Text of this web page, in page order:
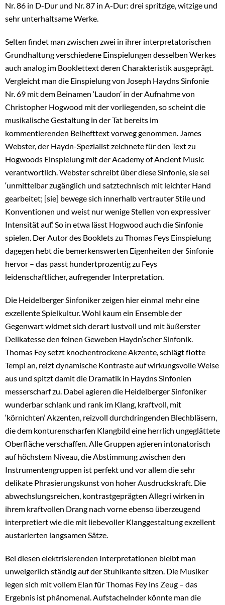
Nr. 86 in D-Dur und Nr. 87 in A-Dur: drei spritzige, witzige und
sehr unterhaltsame Werke.
Selten findet man zwischen zwei in ihrer interpretatorischen
Grundhaltung verschiedene Einspielungen desselben Werkes
auch analog im Booklettext deren Charakteristik ausgeprägt.
Vergleicht man die Einspielung von Joseph Haydns Sinfonie
Nr. 69 mit dem Beinamen ‘Laudon’ in der Aufnahme von
Christopher Hogwood mit der vorliegenden, so scheint die
musikalische Gestaltung in der Tat bereits im
kommentierenden Beihefttext vorweg genommen. James
Webster, der Haydn-Spezialist zeichnete für den Text zu
Hogwoods Einspielung mit der Academy of Ancient Music
verantwortlich. Webster schreibt über diese Sinfonie, sie sei
‘unmittelbar zugänglich und satztechnisch mit leichter Hand
gearbeitet; [sie] bewege sich innerhalb vertrauter Stile und
Konventionen und weist nur wenige Stellen von expressiver
Intensität auf.’ So in etwa lässt Hogwood auch die Sinfonie
spielen. Der Autor des Booklets zu Thomas Feys Einspielung
dagegen hebt die bemerkenswerten Eigenheiten der Sinfonie
hervor – das passt hundertprozentig zu Feys
leidenschaftlicher, aufregender Interpretation.
Die Heidelberger Sinfoniker zeigen hier einmal mehr eine
exzellente Spielkultur. Wohl kaum ein Ensemble der
Gegenwart widmet sich derart lustvoll und mit äußerster
Delikatesse den feinen Geweben Haydn’scher Sinfonik.
Thomas Fey setzt knochentrockene Akzente, schlägt flotte
Tempi an, reizt dynamische Kontraste auf wirkungsvolle Weise
aus und spitzt damit die Dramatik in Haydns Sinfonien
messerscharf zu. Dabei agieren die Heidelberger Sinfoniker
wunderbar schlank und rank im Klang, kraftvoll, mit
‘körnichten’ Akzenten, reizvoll durchdringenden Blechbläsern,
die dem konturenscharfen Klangbild eine herrlich ungeglättete
Oberfläche verschaffen. Alle Gruppen agieren intonatorisch
auf höchstem Niveau, die Abstimmung zwischen den
Instrumentengruppen ist perfekt und vor allem die sehr
delikate Phrasierungskunst von hoher Ausdruckskraft. Die
abwechslungsreichen, kontrastgeprägten Allegri wirken in
ihrem kraftvollen Drang nach vorne ebenso überzeugend
interpretiert wie die mit liebevoller Klanggestaltung exzellent
austarierten langsamen Sätze.
Bei diesen elektrisierenden Interpretationen bleibt man
unweigerlich ständig auf der Stuhlkante sitzen. Die Musiker
legen sich mit vollem Elan für Thomas Fey ins Zeug – das
Ergebnis ist phänomenal. Aufstachelnder könnte man die